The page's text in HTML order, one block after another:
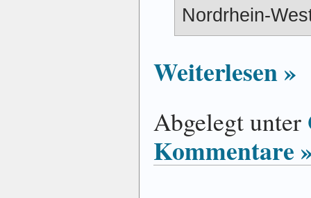
Nordrhein-
Weiterlesen »
Abgelegt unter
Kommentare